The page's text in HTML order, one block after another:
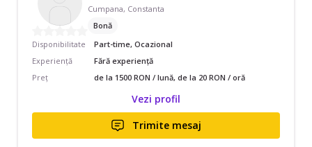
Cumpana, Constanta
Bonă
Disponibilitate
Part-time, Ocazional
Experiență
Fără experiență
Preț
de la 1500 RON / lună, de la 20 RON / oră
Vezi profil
Trimite mesaj